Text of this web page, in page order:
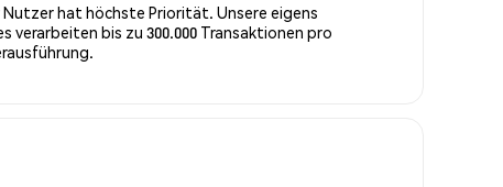
Nutzer hat höchste Priorität. Unsere eigens
verarbeiten bis zu 300.000 Transaktionen pro